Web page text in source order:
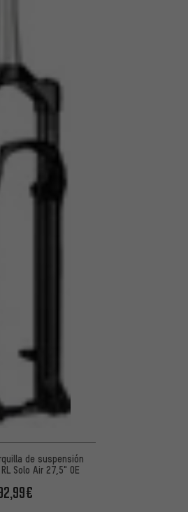
de suspensión
Solo Air 27,5" OE